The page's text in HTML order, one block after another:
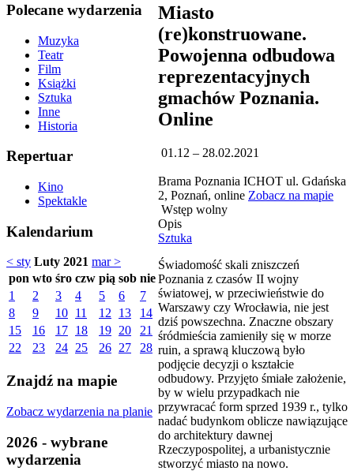
Polecane wydarzenia
Muzyka
Teatr
Film
Książki
Sztuka
Inne
Historia
Repertuar
Kino
Spektakle
Kalendarium
< sty Luty 2021 mar >
pon wto śro czw pią sob nie
1
2 3 4 5 6
7
8
9 10 11 12 13
14
15
16 17 18 19 20
21
22
23 24 25 26 27 28
Znajdź na mapie
Zobacz wydarzenia na planie
2026 - wybrane
wydarzenia
Miasto
(re)konstruowane.
Powojenna odbudowa
reprezentacyjnych
gmachów Poznania.
Online
01.12 – 28.02.2021
Brama Poznania ICHOT ul. Gdańska
2, Poznań, online Zobacz na mapie
Wstęp wolny
Opis
Sztuka
Świadomość skali zniszczeń
Poznania z czasów II wojny
światowej, w przeciwieństwie do
Warszawy czy Wrocławia, nie jest
dziś powszechna. Znaczne obszary
śródmieścia zamieniły się w morze
ruin, a sprawą kluczową było
podjęcie decyzji o kształcie
odbudowy. Przyjęto śmiałe założenie,
by w wielu przypadkach nie
przywracać form sprzed 1939 r., tylko
nadać budynkom oblicze nawiązujące
do architektury dawnej
Rzeczypospolitej, a urbanistycznie
stworzyć miasto na nowo.